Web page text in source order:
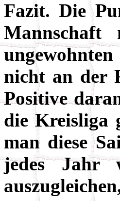
Fazit. Die
nicht an der
Positive
die Kreisliga
man diese
jedes Jahr